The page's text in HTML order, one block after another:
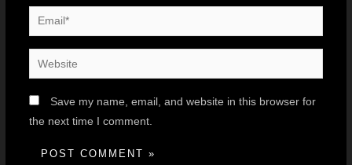
Save my name, email, and website in this browser for
the next time I comment.